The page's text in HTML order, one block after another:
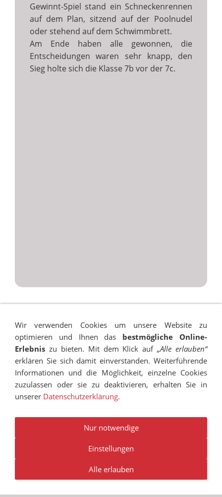
Gewinnt-Spiel stand ein Schneckenrennen
auf dem Plan, sitzend auf der Poolnudel
oder stehend auf dem Schwimmbrett.
Am Ende haben alle gewonnen, die
Entscheidungen waren sehr knapp, den
Sieg holte sich die Klasse 7b vor der 7c.
COOKIES
TRANSPARENZ
BESCHWERDEMANAGEMENT
NEWSLETTER STELLENANGEBOTE
© RUDOLF-HILDEBRAND-SCHULE MARKKLEEBERG 2001 -
2026
Wir verwenden Cookies um unsere Website zu
optimieren und Ihnen das bestmögliche Online-
Erlebnis zu bieten. Mit dem Klick auf„Alle erlauben“
erklären Sie sich damit einverstanden. Weiterführende
Informationen und die Möglichkeit, einzelne Cookies
zuzulassen oder sie zu deaktivieren, erhalten Sie in
unserer Datenschutzerklärung.
Nur notwendige
Einstellungen
Alle erlauben